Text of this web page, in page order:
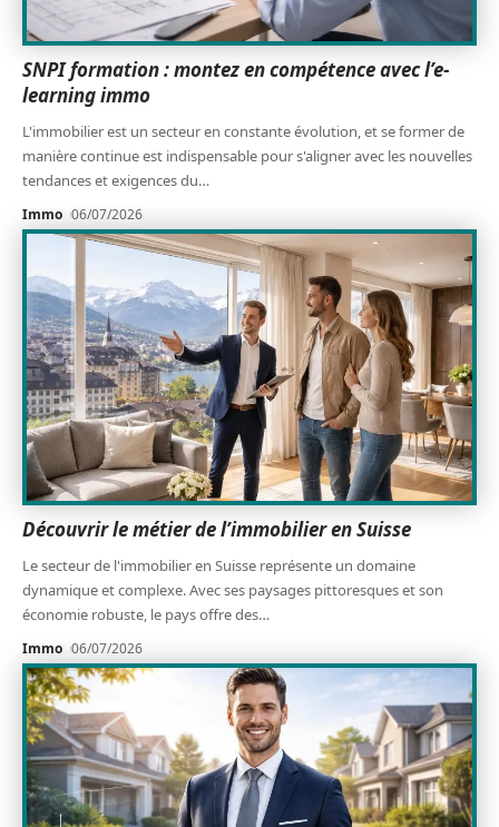
SNPI formation : montez en compétence avec l’e-
learning immo
L'immobilier est un secteur en constante évolution, et se former de
manière continue est indispensable pour s'aligner avec les nouvelles
tendances et exigences du…
Immo 06/07/2026
Découvrir le métier de l’immobilier en Suisse
Le secteur de l'immobilier en Suisse représente un domaine
dynamique et complexe. Avec ses paysages pittoresques et son
économie robuste, le pays offre des…
Immo 06/07/2026